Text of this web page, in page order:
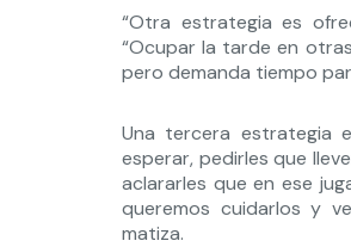
“Otra estrategia es
“Ocupar la tarde en
pero demanda tiempo
Una tercera estrategia
esperar, pedirles que
aclararles que en ese
queremos cuidarlos y
matiza.